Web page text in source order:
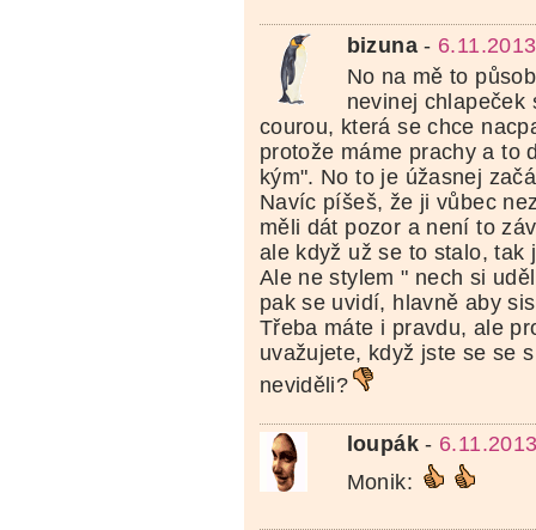
bizuna-
No na mě to
nevinej chlapeček
courou, která se chce
protože máme prachy a to
kým". No to je úžasnej
Navíc píšeš, že ji vůbec
měli dát pozor a není to
ale když už se to stalo, tak
Ale ne stylem " nech si
pak se uvidí, hlavně aby
Třeba máte i pravdu, ale
uvažujete, když jste se se
neviděli?
loupák-
Monik: